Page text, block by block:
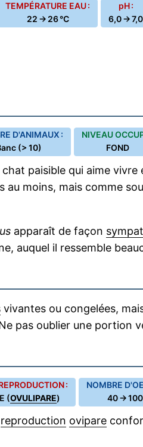
TEMPÉRATURE EAU :
22 → 26 °C
pH :
6,0 → 7,0
D'ANIMAUX :
(> 10)
NIVEAU
FOND
paisible qui aime
au moins, mais comme
apparaît de façon
auquel il ressemble
vivantes ou congelées,
pas oublier une portion
:
(OVULIPARE)
NOMBRE
40 → 100
reproduction ovipare